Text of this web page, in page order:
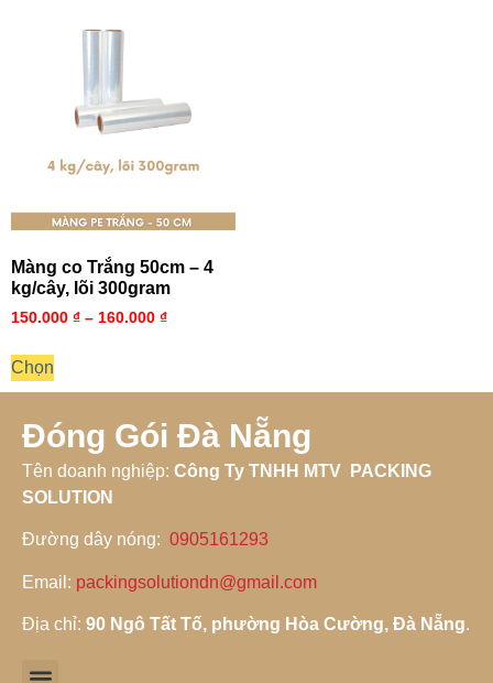
Màng co Trắng 50cm – 4
kg/cây, lõi 300gram
150.000 ₫ – 160.000 ₫
Chọn
Đóng Gói Đà Nẵng
Tên doanh nghiệp: Công Ty TNHH MTV PACKING
SOLUTION
Đường dây nóng: 0905161293
Email: packingsolutiondn@gmail.com
Địa chỉ: 90 Ngô Tất Tố, phường Hòa Cường, Đà Nẵng.